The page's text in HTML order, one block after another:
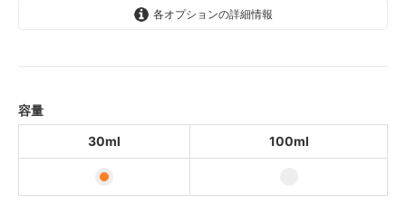
各オプションの詳細情報
容量
30ml
100ml